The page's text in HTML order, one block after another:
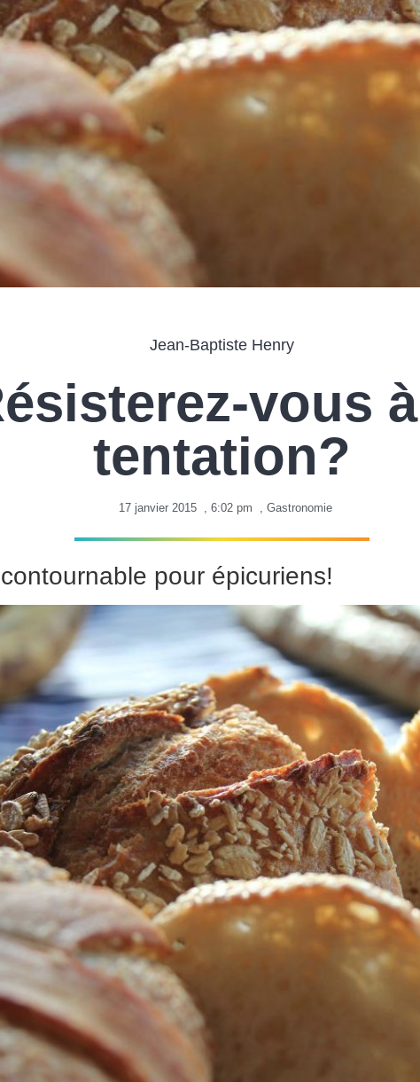
Jean-Baptiste Henry
vous
tentation?
17 janvier 2015 , 6:02 pm , Gastronomie
pour épicuriens!